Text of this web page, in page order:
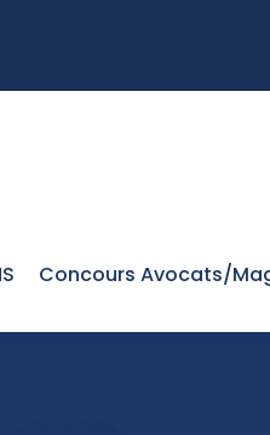
Concours Avocats/